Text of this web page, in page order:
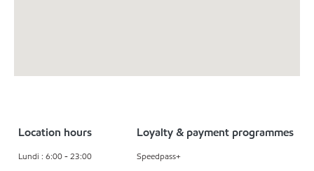
Location hours
Lundi : 6:00 - 23:00
Loyalty & payment programmes
Speedpass+